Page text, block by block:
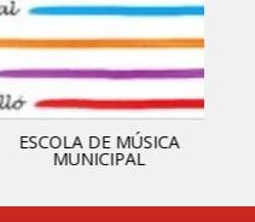
ESCOLA DE MÚSICA
MUNICIPAL